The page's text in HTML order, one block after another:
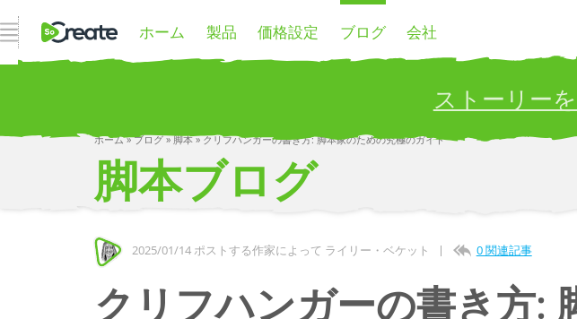
ナビゲーションを開く ホーム 製品 価格設定 ブログ 会社
ストーリー
ホーム»ブログ»脚本»クリフハンガーの書き方: 脚本家のための究極のガイド
脚本ブログ
2025/01/14ポストする作家によって ライリー・ベケット 0 関連記事
クリフハンガーの書き方: